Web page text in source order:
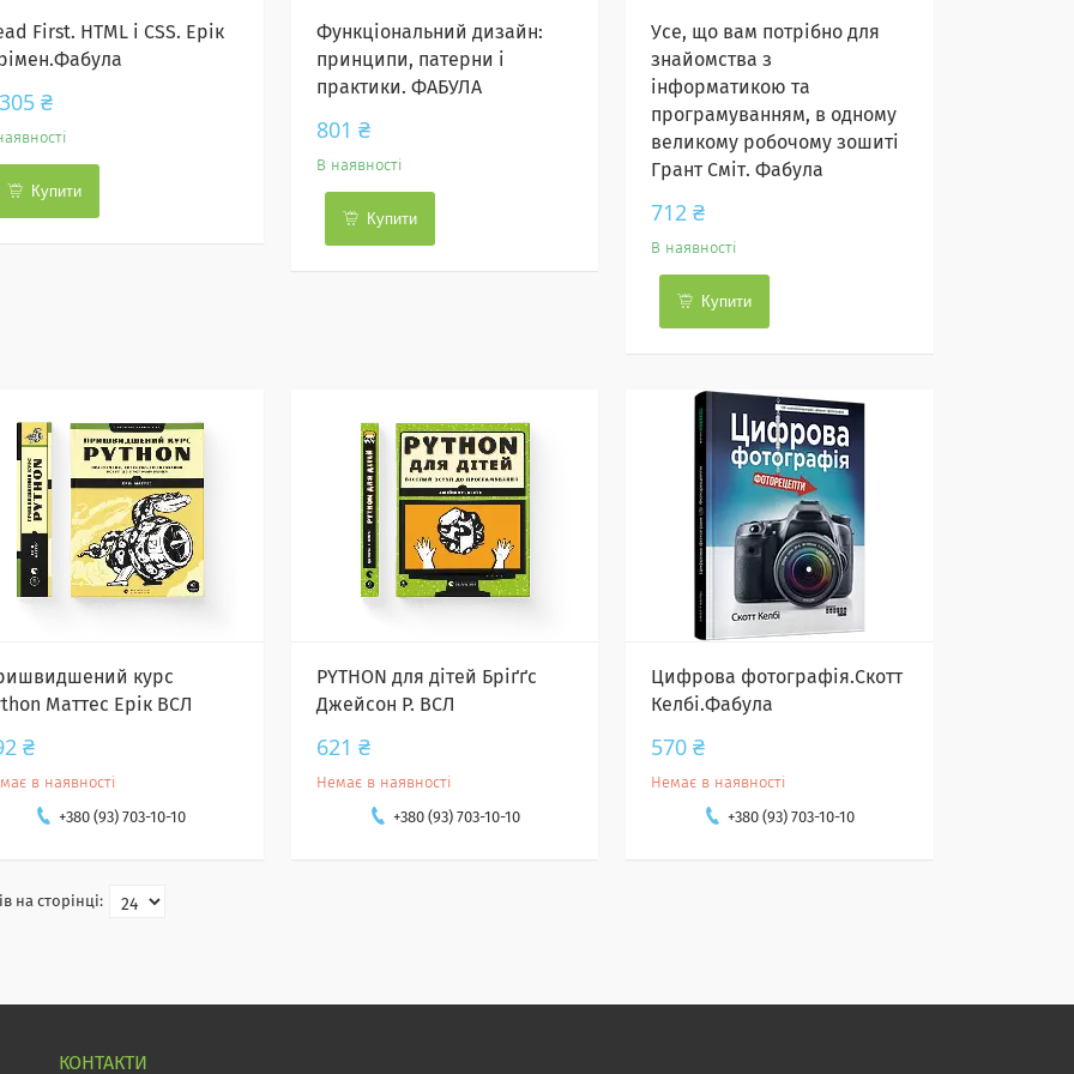
First. HTML і CSS. Ерік
₴
Купити
Функціональний дизайн:
принципи, патерни і
практики. ФАБУЛА
801 ₴
В наявності
Купити
Усе, що вам потрібно для
знайомства з
інформатикою та
програмуванням, в одному
великому робочому зошиті
Грант Сміт. Фабула
712 ₴
В наявності
Купити
курс
Маттес Ерік ВСЛ
₴
в наявності
+380 (93) 703-10-10
PYTHON для дітей Бріґґс
Джейсон Р. ВСЛ
621 ₴
Немає в наявності
+380 (93) 703-10-10
Цифрова фотографія.Скотт
Келбі.Фабула
570 ₴
Немає в наявності
+380 (93) 703-10-10